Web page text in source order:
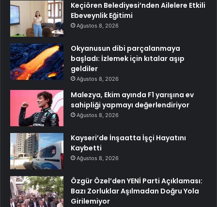
Keçiören Belediyesi’nden Ailelere Etkili
Ebeveynlik Eğitimi
Ağustos 8, 2026
Okyanusun dibi parçalanmaya
başladı: İzlemek için kıtalar aşıp
geldiler
Ağustos 8, 2026
Malezya, Ekim ayında F1 yarışına ev
sahipliği yapmayı değerlendiriyor
Ağustos 8, 2026
Kayseri’de İnşaatta İşçi Hayatını
Kaybetti
Ağustos 8, 2026
Özgür Özel’den YENİ Parti Açıklaması:
Bazı Zorluklar Aşılmadan Doğru Yola
Girilemiyor